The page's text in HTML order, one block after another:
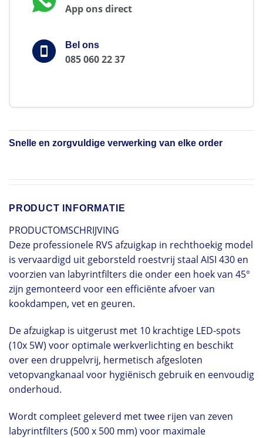
App ons direct
Bel ons
085 060 22 37
Snelle en zorgvuldige verwerking van elke order
PRODUCT INFORMATIE
PRODUCTOMSCHRIJVING
Deze professionele RVS afzuigkap in rechthoekig model
is vervaardigd uit geborsteld roestvrij staal AISI 430 en
voorzien van labyrintfilters die onder een hoek van 45°
zijn gemonteerd voor een efficiënte afvoer van
kookdampen, vet en geuren.
De afzuigkap is uitgerust met 10 krachtige LED-spots
(10x 5W) voor optimale werkverlichting en beschikt
over een druppelvrij, hermetisch afgesloten
vetopvangkanaal voor hygiënisch gebruik en eenvoudig
onderhoud.
Wordt compleet geleverd met twee rijen van zeven
labyrintfilters (500 x 500 mm) voor maximale